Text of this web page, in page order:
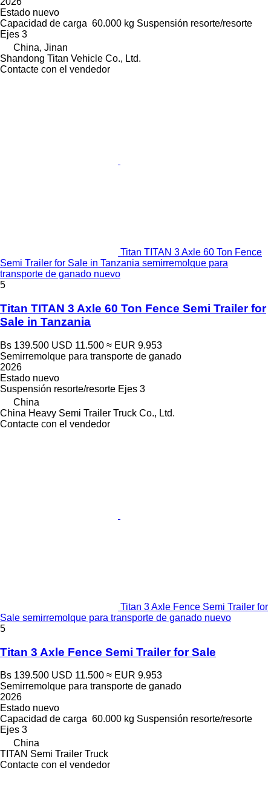
Estado nuevo
Capacidad de carga 60.000 kg Suspensión resorte/resorte
Ejes 3
China, Jinan
Shandong Titan Vehicle Co., Ltd.
Contacte con el vendedor
Titan TITAN 3 Axle 60 Ton Fence
Semi Trailer for Sale in Tanzania semirremolque para
transporte de ganado nuevo
5
Titan TITAN 3 Axle 60 Ton Fence Semi Trailer for
Sale in Tanzania
Bs 139.500 USD 11.500 ≈ EUR 9.953
Semirremolque para transporte de ganado
2026
Estado nuevo
Suspensión resorte/resorte Ejes 3
China
China Heavy Semi Trailer Truck Co., Ltd.
Contacte con el vendedor
Titan 3 Axle Fence Semi Trailer for
Sale semirremolque para transporte de ganado nuevo
5
Titan 3 Axle Fence Semi Trailer for Sale
Bs 139.500 USD 11.500 ≈ EUR 9.953
Semirremolque para transporte de ganado
2026
Estado nuevo
Capacidad de carga 60.000 kg Suspensión resorte/resorte
Ejes 3
China
TITAN Semi Trailer Truck
Contacte con el vendedor